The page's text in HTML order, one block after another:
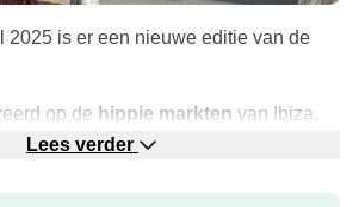
2025 is er een nieuwe editie van de
op de hippie markten van Ibiza.
waar circa 40 moderne hippies,
Lees verder